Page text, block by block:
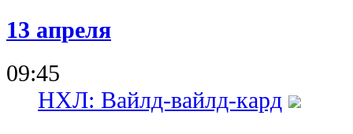
13 апреля
09:45
НХЛ: Вайлд-вайлд-кард